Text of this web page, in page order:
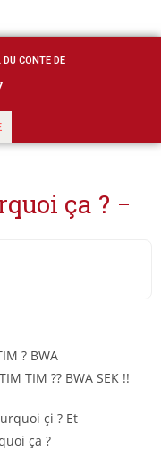
DU CONTE DE
ça ?
? BWA
TIM TIM ?? BWA SEK !!
çi ? Et
ça ?